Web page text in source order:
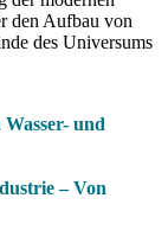
den Aufbau von
des Universums
und
– Von